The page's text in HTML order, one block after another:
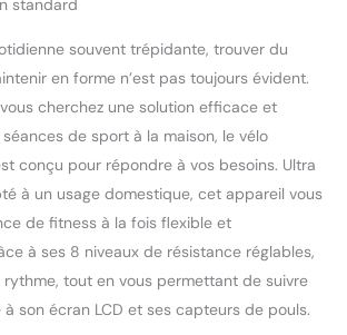
souvent trépidante, trouver du
en forme n’est pas toujours évident.
cherchez une solution efficace et
de sport à la maison, le vélo
conçu pour répondre à vos besoins. Ultra
à un usage domestique, cet appareil vous
de fitness à la fois flexible et
à ses 8 niveaux de résistance réglables,
rythme, tout en vous permettant de suivre
son écran LCD et ses capteurs de pouls.